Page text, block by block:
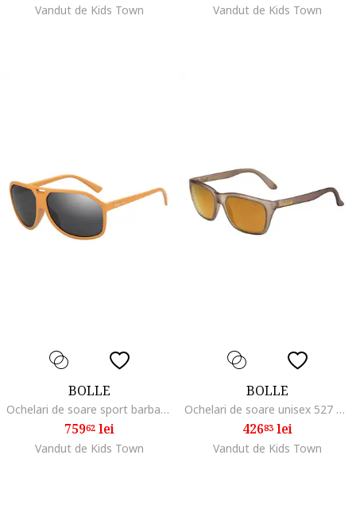
Vandut de Kids Town Vandut de Kids Town
BOLLE
Ochelari de soare sport barbati BARON 12621 59mm
75962lei
Vandut de Kids Town
BOLLE
Ochelari de soare unisex 527 12489
42683lei
Vandut de Kids Town